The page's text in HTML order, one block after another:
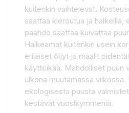
kuitenkin vaihtelevat.
saattaa kieroutua ja halkeilla,
paahde saattaa kuivattaa
Halkeamat kuitenkin usein
erilaiset öljyt ja maalit
käyttöikää. Mahdolliset puun
ulkona muutamassa
ekologisesta puusta
kestävät vuosikymmeniä.